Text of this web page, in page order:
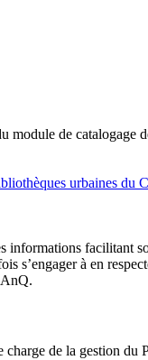
de catalogage
urbaines du
informations facilitant
s’engager à en
de la gestion du